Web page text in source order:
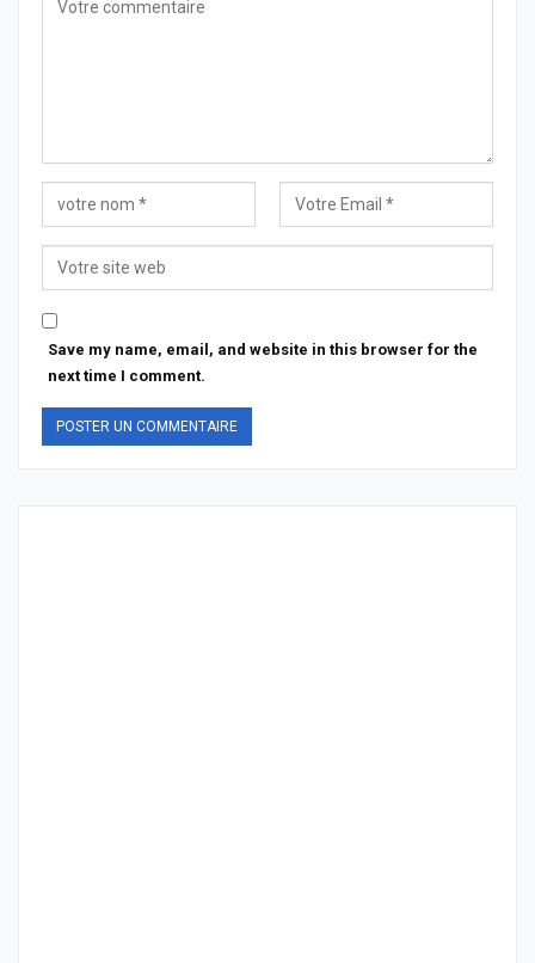
Save my name, email, and website in this browser for the
next time I comment.